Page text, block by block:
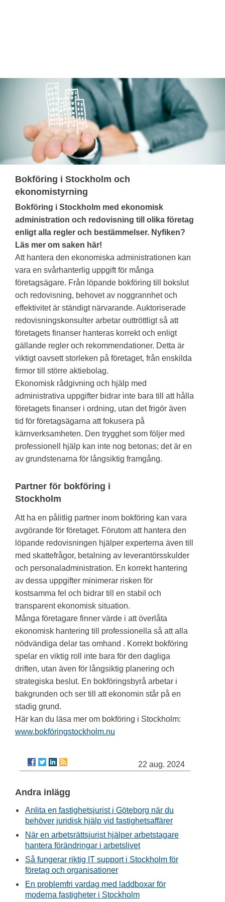
Bokföring i Stockholm och
ekonomistyrning
Bokföring i Stockholm med ekonomisk
administration och redovisning till olika företag
enligt alla regler och bestämmelser. Nyfiken?
Läs mer om saken här!
Att hantera den ekonomiska administrationen kan
vara en svårhanterlig uppgift för många
företagsägare. Från löpande bokföring till bokslut
och redovisning, behovet av noggrannhet och
effektivitet är ständigt närvarande. Auktoriserade
redovisningskonsulter arbetar outtröttligt så att
företagets finanser hanteras korrekt och enligt
gällande regler och rekommendationer. Detta är
viktigt oavsett storleken på företaget, från enskilda
firmor till större aktiebolag.
Ekonomisk rådgivning och hjälp med
administrativa uppgifter bidrar inte bara till att hålla
företagets finanser i ordning, utan det frigör även
tid för företagsägarna att fokusera på
kärnverksamheten. Den trygghet som följer med
professionell hjälp kan inte nog betonas; det är en
av grundstenarna för långsiktig framgång.
Partner för bokföring i
Stockholm
Att ha en pålitlig partner inom bokföring kan vara
avgörande för företaget. Förutom att hantera den
löpande redovisningen hjälper experterna även till
med skattefrågor, betalning av leverantörsskulder
och personaladministration. En korrekt hantering
av dessa uppgifter minimerar risken för
kostsamma fel och bidrar till en stabil och
transparent ekonomisk situation.
Många företagare finner värde i att överlåta
ekonomisk hantering till professionella så att alla
nödvändiga delar tas omhand . Korrekt bokföring
spelar en viktig roll inte bara för den dagliga
driften, utan även för långsiktig planering och
strategiska beslut. En bokföringsbyrå arbetar i
bakgrunden och ser till att ekonomin står på en
stadig grund.
Här kan du läsa mer om bokföring i Stockholm:
www.bokföringstockholm.nu
22 aug. 2024
Andra inlägg
Anlita en fastighetsjurist i Göteborg när du
behöver juridisk hjälp vid fastighetsaffärer
När en arbetsrättsjurist hjälper arbetstagare
hantera förändringar i arbetslivet
Så fungerar riktig IT support i Stockholm för
företag och organisationer
En problemfri vardag med laddboxar för
moderna fastigheter i Stockholm